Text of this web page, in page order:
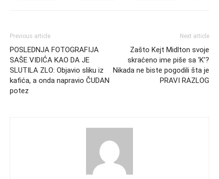
Previous article
POSLEDNJA FOTOGRAFIJA
SAŠE VIDIĆA KAO DA JE
SLUTILA ZLO: Objavio sliku iz
kafića, a onda napravio ČUDAN
potez
Next article
Zašto Kejt Midlton svoje
skraćeno ime piše sa ‘K’?
Nikada ne biste pogodili šta je
PRAVI RAZLOG